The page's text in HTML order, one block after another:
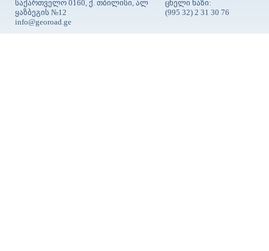
საქართველო 0160, ქ. თბილისი, ალ
ყაზბეგის №12
info@georoad.ge
ცხელი ხაზი:
(995 32) 2 31 30 76